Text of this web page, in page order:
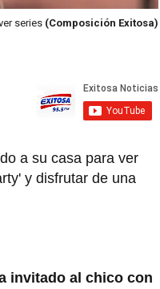
series (Composición Exitosa)
a su casa para ver
y disfrutar de una
invitado al chico con